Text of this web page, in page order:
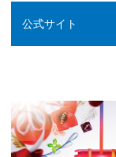
公式サイト